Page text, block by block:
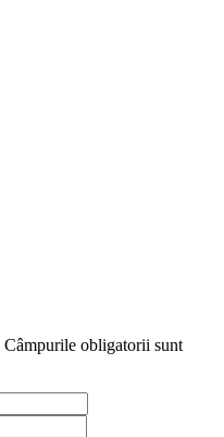
Câmpurile obligatorii sunt